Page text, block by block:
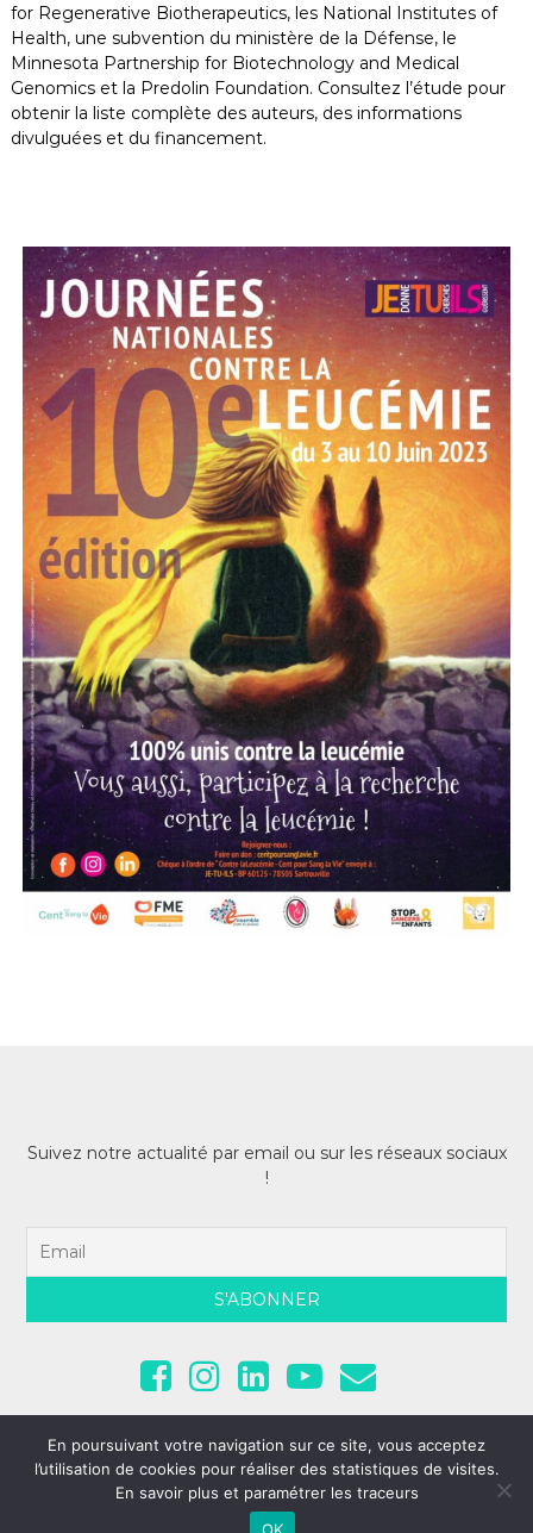
for Regenerative Biotherapeutics, les National Institutes of
Health, une subvention du ministère de la Défense, le
Minnesota Partnership for Biotechnology and Medical
Genomics et la Predolin Foundation. Consultez l’étude pour
obtenir la liste complète des auteurs, des informations
divulguées et du financement.
Suivez notre actualité par email ou sur les réseaux sociaux
!
Copyright © 2026Cent pour Sang la Vie, All Rights Reserved •
Mentions légales
En poursuivant votre navigation sur ce site, vous acceptez
l’utilisation de cookies pour réaliser des statistiques de visites.
En savoir plus et paramétrer les traceurs
OK